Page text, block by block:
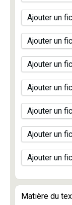
Ajouter un
Ajouter un
Ajouter un
Ajouter un
Ajouter un
Ajouter un
Ajouter un
Matière du